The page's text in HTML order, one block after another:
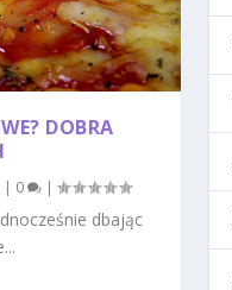
DOBRA
| 0 |
dbając